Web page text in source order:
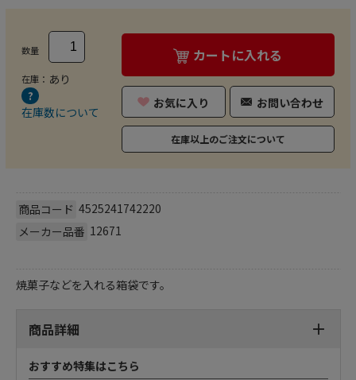
数量
在庫： あり
在庫数について
カートに入れる
お気に入り お問い合わせ
在庫以上のご注文について
商品コード 4525241742220
メーカー品番 12671
焼菓子などを入れる箱袋です。
商品詳細
おすすめ特集はこちら